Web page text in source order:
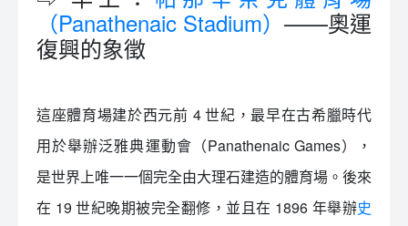
（Panathenaic Stadium） ——奧運
復興的象徵
這座體育場建於西元前 4 世紀，最早在古希臘時代
用於舉辦泛雅典運動會（Panathenaic Games），
是世界上唯一一個完全由大理石建造的體育場。後來
在 19 世紀晚期被完全翻修，並且在 1896 年舉辦史